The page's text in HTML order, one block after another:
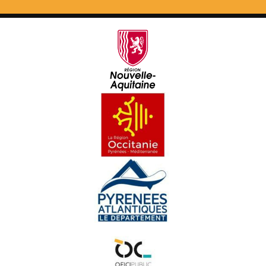
A la descobèrta deu CAP'ÒC
Agricultura : amb o sens produits fitosanitaris ?
Dos cònsols e lo Grand Débat
Los Comelodians
OC KAY - Macking OFF